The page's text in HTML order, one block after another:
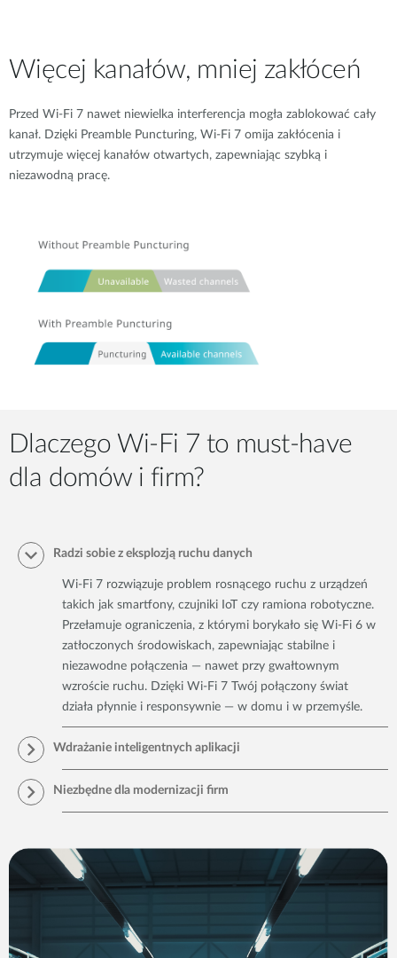
Więcej kanałów, mniej zakłóceń
Przed Wi-Fi 7 nawet niewielka interferencja mogła zablokować cały
kanał. Dzięki Preamble Puncturing, Wi-Fi 7 omija zakłócenia i
utrzymuje więcej kanałów otwartych, zapewniając szybką i
niezawodną pracę.
Dlaczego Wi-Fi 7 to must-have
dla domów i firm?
Radzi sobie z eksplozją ruchu danych
Wi-Fi 7 rozwiązuje problem rosnącego ruchu z urządzeń
takich jak smartfony, czujniki IoT czy ramiona robotyczne.
Przełamuje ograniczenia, z którymi borykało się Wi-Fi 6 w
zatłoczonych środowiskach, zapewniając stabilne i
niezawodne połączenia — nawet przy gwałtownym
wzroście ruchu. Dzięki Wi-Fi 7 Twój połączony świat
działa płynnie i responsywnie — w domu i w przemyśle.
Wdrażanie inteligentnych aplikacji
— zapewnia lepszą komunikację w czasie rzeczywistym dla
nieprzerwaną pracę.
Niezbędne dla modernizacji firm
ultraszybkie prędkości, niskie opóźnienia i wysoką
wydajność — nawet przy dużej liczbie urządzeń.
Usprawnia pracę, napędza aplikacje AI i umożliwia
bezproblemową współpracę.